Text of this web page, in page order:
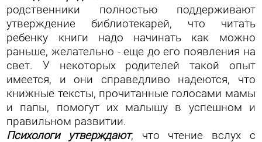
родственники полностью поддерживают
утверждение библиотекарей, что читать
ребенку книги надо начинать как можно
раньше, желательно - еще до его появления на
свет. У некоторых родителей такой опыт
имеется, и они справедливо надеются, что
книжные тексты, прочитанные голосами мамы
и папы, помогут их малышу в успешном и
правильном развитии.
Психологи утверждают, что чтение вслух с